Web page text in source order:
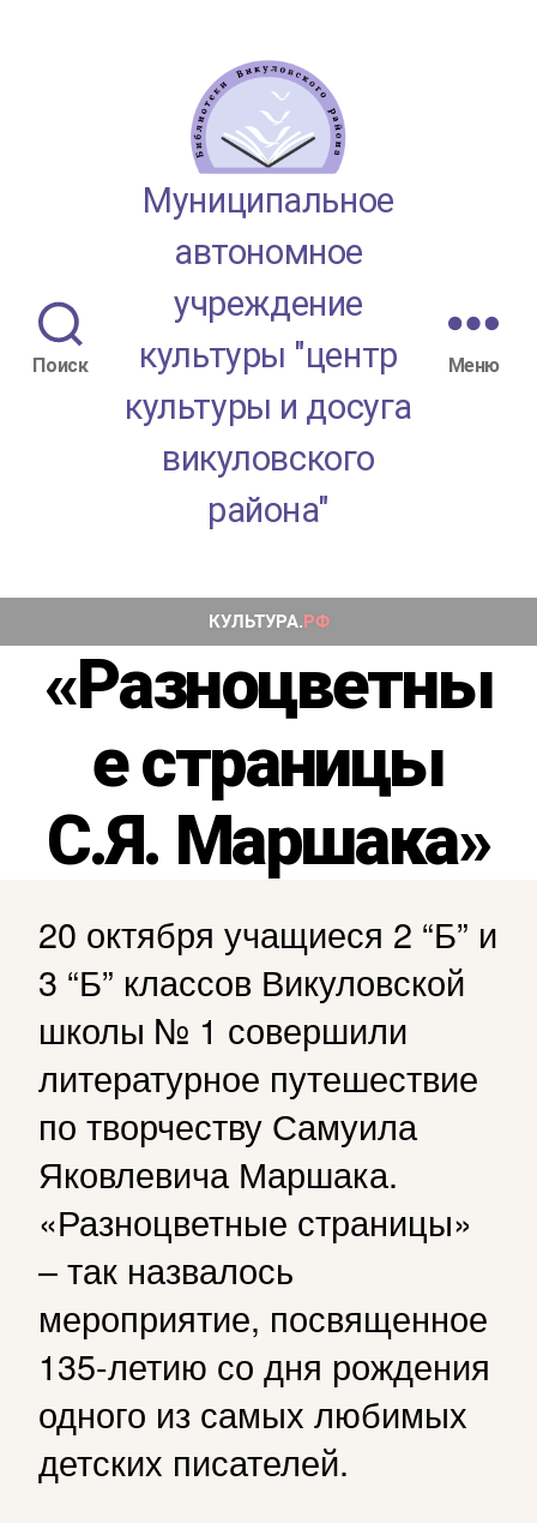
Поиск
МАУК
"ЦКД
района"
Муниципальное
автономное
учреждение
культуры "центр
культуры и досуга
викуловского
района"
Меню
«Разноцветны
е страницы
С.Я. Маршака»
20 октября учащиеся 2 “Б” и
3 “Б” классов Викуловской
школы № 1 совершили
литературное путешествие
по творчеству Самуила
Яковлевича Маршака.
«Разноцветные страницы»
– так назвалось
мероприятие, посвященное
135-летию со дня рождения
одного из самых любимых
детских писателей.